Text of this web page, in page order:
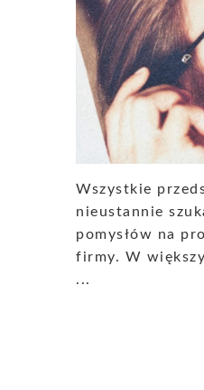
Wszystkie
nieustannie
pomysłów na
firmy. W
...